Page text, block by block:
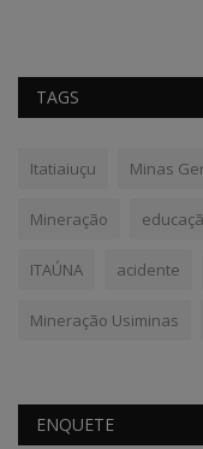
TAGS
Itatiaiuçu Minas
Mineração
ITAÚNA acidente
Mineração Usiminas
ENQUETE